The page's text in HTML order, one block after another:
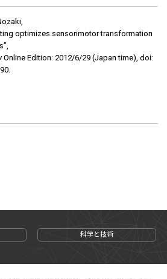
optimizes sensorimotor transformation
Online Edition: 2012/6/29 (Japan time), doi:
科学と技術